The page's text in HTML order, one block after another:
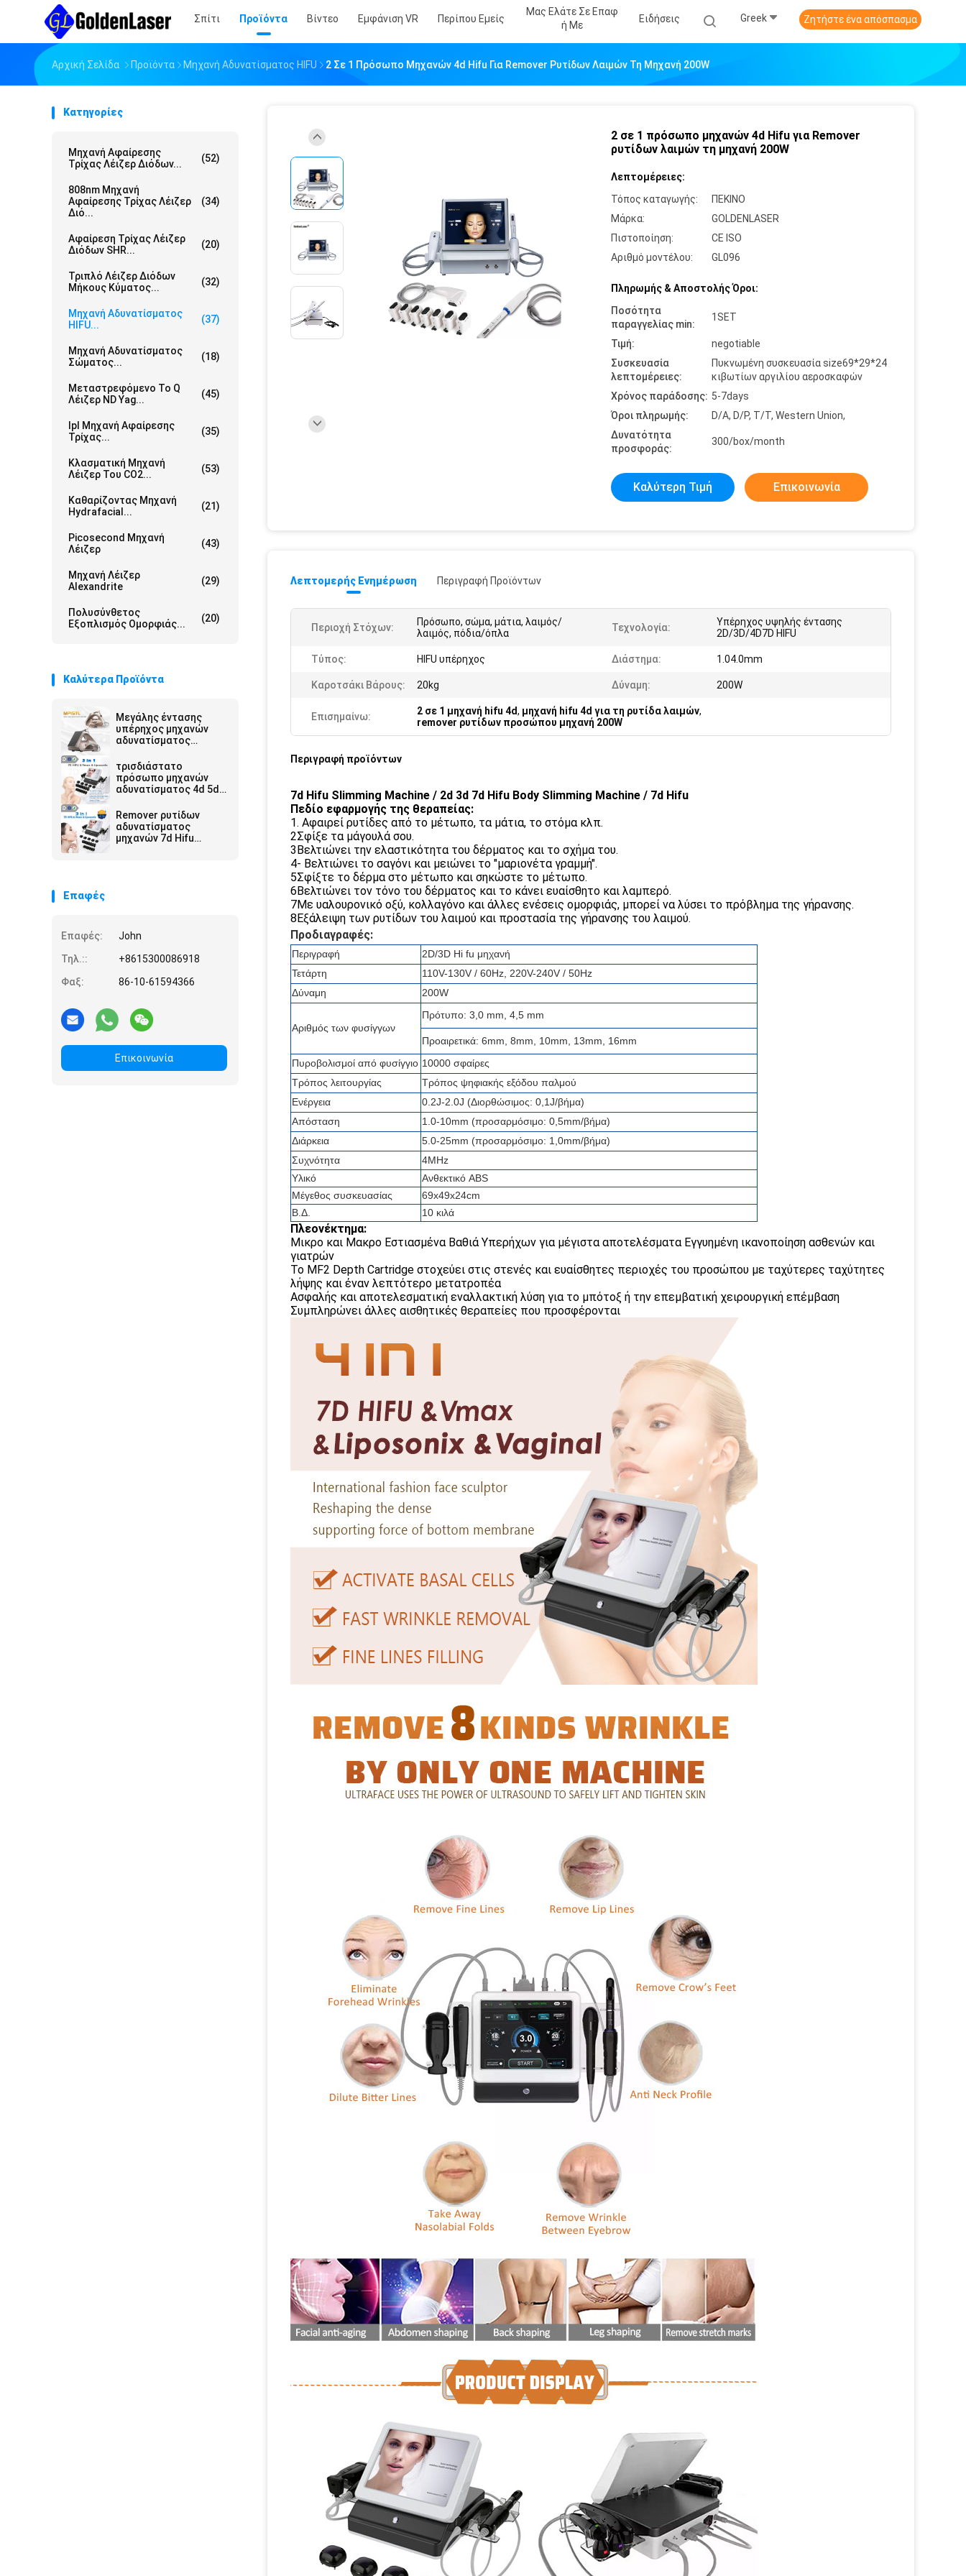
Σπίτι Προϊόντα Βίντεο Εμφάνιση VR Περίπου Εμείς
Μας Ελάτε Σε Επαφ
Ή Με
Ειδήσεις Greek Ζητήστε ένα απόσπασμα
Αρχική Σελίδα Προϊόντα Μηχανή Αδυνατίσματος HIFU 2 Σε 1 Πρόσωπο Μηχανών 4d Hifu Για Remover Ρυτίδων Λαιμών Τη Μηχανή 200W
Κατηγορίες
Μηχανή Αφαίρεσης
Τρίχας Λέιζερ Διόδων...
(52)
808nm Μηχανή
Αφαίρεσης Τρίχας Λέιζερ
Διό...
(34)
Αφαίρεση Τρίχας Λέιζερ
Διόδων SHR...
(20)
Τριπλό Λέιζερ Διόδων
Μήκους Κύματος...
(32)
Μηχανή Αδυνατίσματος
HIFU...
(37)
Μηχανή Αδυνατίσματος
Σώματος...
(18)
Μεταστρεφόμενο Το Q
Λέιζερ ND Yag...
(45)
Ipl Μηχανή Αφαίρεσης
Τρίχας...
(35)
Κλασματική Μηχανή
Λέιζερ Του CO2...
(53)
Καθαρίζοντας Μηχανή
Hydrafacial...
(21)
Picosecond Μηχανή
Λέιζερ
(43)
Μηχανή Λέιζερ
Alexandrite
(29)
Πολυσύνθετος
Εξοπλισμός Ομορφιάς...
(20)
Καλύτερα Προϊόντα
Μεγάλης έντασης
υπέρηχος μηχανών
αδυνατίσματος
κάθετος Hifu
τρισδιάστατο
πρόσωπο μηχανών
αδυνατίσματος 4d 5d
ανυψώνει την αντι
ρυτίδα
Remover ρυτίδων
αδυνατίσματος
μηχανών 7d Hifu
Επαφές
Επαφές:
John
Τηλ.::
+8615300086918
Φαξ:
86-10-61594366
Επικοινωνία
2 σε 1 πρόσωπο μηχανών 4d Hifu για Remover
ρυτίδων λαιμών τη μηχανή 200W
Λεπτομέρειες:
Τόπος καταγωγής:
ΠΕΚΙΝΟ
Μάρκα:
GOLDENLASER
Πιστοποίηση:
CE ISO
Αριθμό μοντέλου:
GL096
Πληρωμής & Αποστολής Όροι:
Ποσότητα
παραγγελίας min:
1SET
Τιμή:
negotiable
Συσκευασία
λεπτομέρειες:
Πυκνωμένη συσκευασία size69*29*24
κιβωτίων αργιλίου αεροσκαφών
Χρόνος παράδοσης: 5-7days
Όροι πληρωμής:
D/A, D/P, T/T, Western Union,
Δυνατότητα
προσφοράς:
300/box/month
Καλύτερη Τιμή Επικοινωνία
Λεπτομερής Ενημέρωση Περιγραφή Προϊόντων
Περιοχή Στόχων:
Πρόσωπο, σώμα, μάτια, λαιμός/
λαιμός, πόδια/όπλα
Τεχνολογία:
Υπέρηχος υψηλής έντασης
2D/3D/4D7D HIFU
Τύπος: HIFU υπέρηχος Διάστημα: 1.04.0mm
Καροτσάκι Βάρους: 20kg Δύναμη: 200W
Επισημαίνω: 2 σε 1 μηχανή hifu 4d, μηχανή hifu 4d για τη ρυτίδα λαιμών,
remover ρυτίδων προσώπου μηχανή 200W
Περιγραφή προϊόντων
7d Hifu Slimming Machine / 2d 3d 7d Hifu Body Slimming Machine / 7d Hifu
Πεδίο εφαρμογής της θεραπείας:
1. Αφαιρεί ρυτίδες από το μέτωπο, τα μάτια, το στόμα κλπ.
2Σφίξε τα μάγουλά σου.
3Βελτιώνει την ελαστικότητα του δέρματος και το σχήμα του.
4- Βελτιώνει το σαγόνι και μειώνει το "μαριονέτα γραμμή".
5Σφίξτε το δέρμα στο μέτωπο και σηκώστε το μέτωπο.
6Βελτιώνει τον τόνο του δέρματος και το κάνει ευαίσθητο και λαμπερό.
7Με υαλουρονικό οξύ, κολλαγόνο και άλλες ενέσεις ομορφιάς, μπορεί να λύσει το πρόβλημα της γήρανσης.
8Εξάλειψη των ρυτίδων του λαιμού και προστασία της γήρανσης του λαιμού.
Προδιαγραφές:
Περιγραφή
2D/3D Hi fu μηχανή
Τετάρτη
110V-130V / 60Hz, 220V-240V / 50Hz
Δύναμη
200W
Αριθμός των φυσίγγων
Πρότυπο: 3,0 mm, 4,5 mm
Προαιρετικά: 6mm, 8mm, 10mm, 13mm, 16mm
Πυροβολισμοί από φυσίγγιο 10000 σφαίρες
Τρόπος λειτουργίας
Τρόπος ψηφιακής εξόδου παλμού
Ενέργεια
0.2J-2.0J (Διορθώσιμος: 0,1J/βήμα)
Απόσταση
1.0-10mm (προσαρμόσιμο: 0,5mm/βήμα)
Διάρκεια
5.0-25mm (προσαρμόσιμο: 1,0mm/βήμα)
Συχνότητα
4MHz
Υλικό
Ανθεκτικό ABS
Μέγεθος συσκευασίας
69x49x24cm
Β.Δ.
10 κιλά
Πλεονέκτημα:
Μικρο και Μακρο Εστιασμένα Βαθιά Υπερήχων για μέγιστα αποτελέσματα Εγγυημένη ικανοποίηση ασθενών και
γιατρών
Το MF2 Depth Cartridge στοχεύει στις στενές και ευαίσθητες περιοχές του προσώπου με ταχύτερες ταχύτητες
λήψης και έναν λεπτότερο μετατροπέα
Ασφαλής και αποτελεσματική εναλλακτική λύση για το μπότοξ ή την επεμβατική χειρουργική επέμβαση
Συμπληρώνει άλλες αισθητικές θεραπείες που προσφέρονται